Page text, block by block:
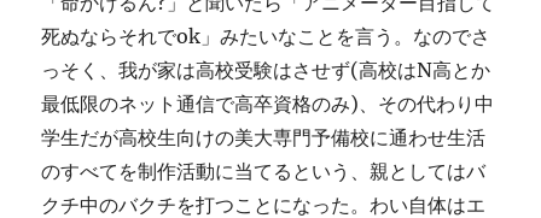
死ぬならそれでok」みたいなことを言う。なのでさ
っそく、我が家は高校受験はさせず(高校はN高とか
最低限のネット通信で高卒資格のみ)、その代わり中
学生だが高校生向けの美大専門予備校に通わせ生活
のすべてを制作活動に当てるという、親としてはバ
クチ中のバクチを打つことになった。わい自体はエ